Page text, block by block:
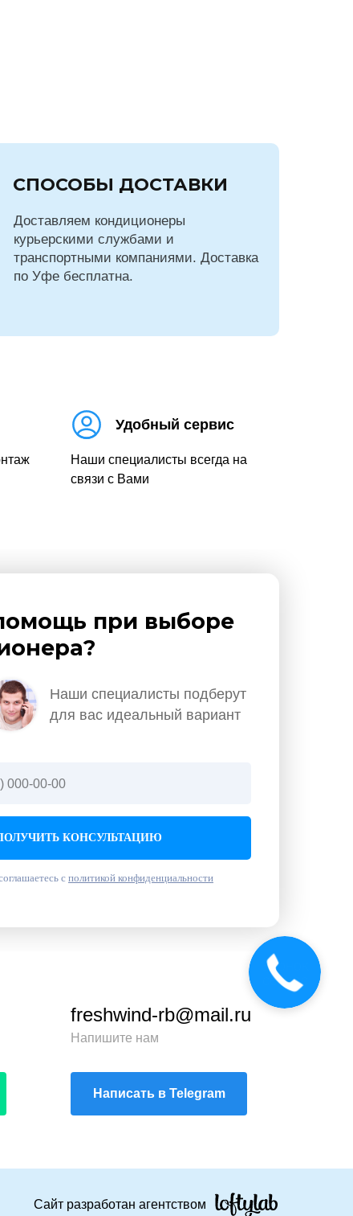
Доставляем кондиционеры
курьерскими службами и
транспортными компаниями. Доставка
по Уфе бесплатна.
СПОСОБЫ ДОСТАВКИ
Удобный сервис
Наши специалисты всегда на
связи с Вами
Наши специалисты подберут
для вас идеальный вариант
при выборе
КОНСУЛЬТАЦИЮ
с политикой конфиденциальности
freshwind-rb@mail.ru
Напишите нам
Написать в Telegram
Сайт разработан агентством